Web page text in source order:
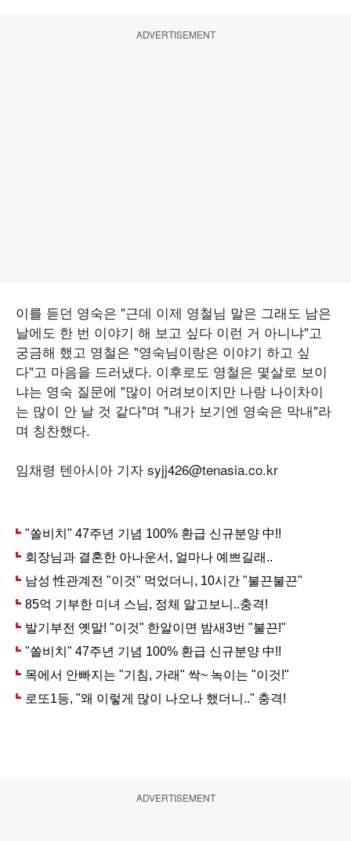
ADVERTISEMENT
이를 듣던 영숙은 "근데 이제 영철님 말은 그래도 남은
날에도 한 번 이야기 해 보고 싶다 이런 거 아니냐"고
궁금해 했고 영철은 "영숙님이랑은 이야기 하고 싶
다"고 마음을 드러냈다. 이후로도 영철은 몇살로 보이
냐는 영숙 질문에 "많이 어려보이지만 나랑 나이차이
는 많이 안 날 것 같다"며 "내가 보기엔 영숙은 막내"라
며 칭찬했다.
임채령 텐아시아 기자 syjj426@tenasia.co.kr
ADVERTISEMENT